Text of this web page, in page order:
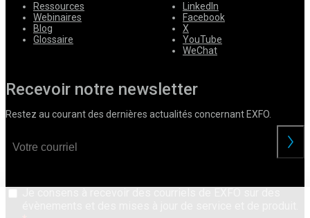
Ressources
Webinaires
Blog
Glossaire
LinkedIn
Facebook
X
YouTube
WeChat
Recevoir notre newsletter
Restez au courant des dernières actualités concernant EXFO.